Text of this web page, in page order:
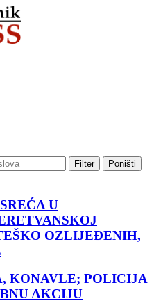
Filter Poništi
U
OZLIJEĐENIH,
KONAVLE; POLICIJA
AKCIJU